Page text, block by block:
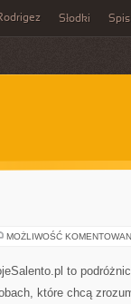
Rodrigez Słodki Spis
MOŻLIWOŚĆ
to
które chcą